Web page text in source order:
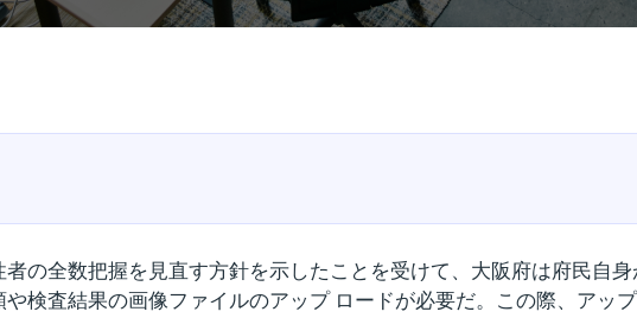
の全数把握を見直す方針を示したことを受けて、大阪府は府民自
検査結果の画像ファイルのアップ ロードが必要だ。この際、アッ